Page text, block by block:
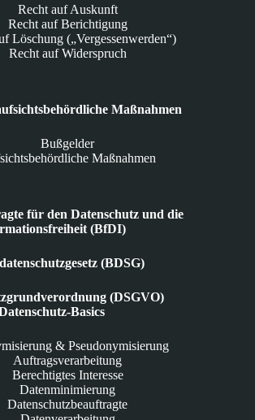
Recht auf Auskunft
Recht auf Berichtigung
Löschung („Vergessenwerden“)
Recht auf Widerspruch
Maßnahmen
Bußgelder
Maßnahmen
für den Datenschutz und die
(BfDI)
(BDSG)
(DSGVO)
Basics
& Pseudonymisierung
Auftragsverarbeitung
Berechtigtes Interesse
Datenminimierung
Datenschutzbeauftragte